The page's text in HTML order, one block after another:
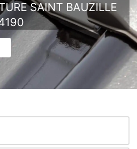
SAINT BAUZILLE